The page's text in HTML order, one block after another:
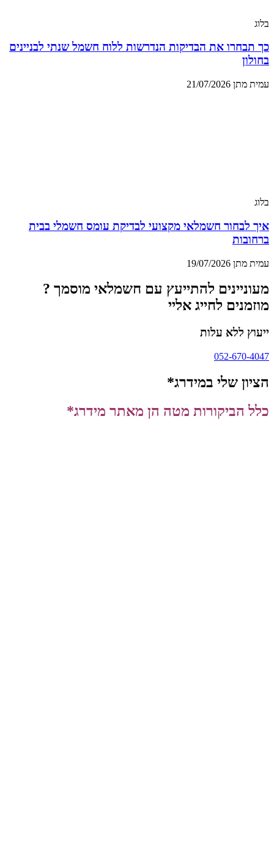
בלוג
כך תבחרו את הבדיקות הנדרשות ללוח חשמל שנתי לבניינים
בחולון
עמית מתן 21/07/2026
בלוג
איך לבחור חשמלאי מקצועי לבדיקת עומס חשמלי בבית
ברחובות
עמית מתן 19/07/2026
מעוניינים להתייעץ עם חשמלאי מוסמך ?
מוזמנים לחייג אליי
ייעוץ ללא עלות
052-670-4047
הציון שלי במידרג*
כלל הביקורות מטה הן מאתר מידרג*